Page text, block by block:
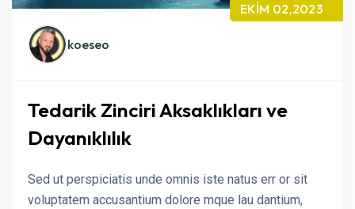
koeseo
EKIM 02,2023
Tedarik Zinciri Aksaklıkları ve
Dayanıklılık
Sed ut perspiciatis unde omnis iste natus err or sit
voluptatem accusantium dolore mque lau dantium,